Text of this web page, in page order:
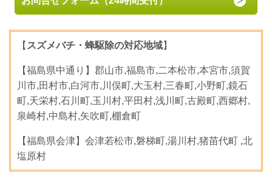
【 スズメバチ・蜂駆除の対応地域】
【福島県中通り】郡山市,福島市,二本松市,本宮市,須賀
川市,田村市,白河市,川俣町,大玉村,三春町,小野町,鏡石
町,天栄村,石川町,玉川村,平田村,浅川町,古殿町,西郷村,
泉崎村,中島村,矢吹町,棚倉町
【福島県会津】会津若松市,磐梯町,湯川村,猪苗代町 ,北
塩原村